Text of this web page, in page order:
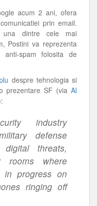
acum 2 ani, ofera
prin email.
dintre cele mai
Postini va reprezenta
spam folosita de
despre tehnologia si
prezentare SF (via Al
industry
defense
threats,
rooms where
in progress on
ringing off